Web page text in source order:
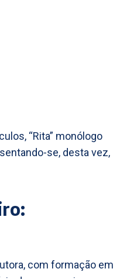
“Rita” monólogo
se, desta vez,
com formação em